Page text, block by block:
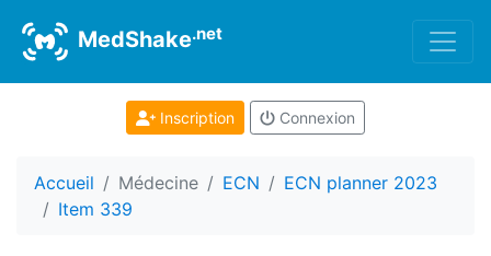
MedShake.net
Inscription Connexion
Accueil Médecine ECN
ECN planner 2023
Item 339